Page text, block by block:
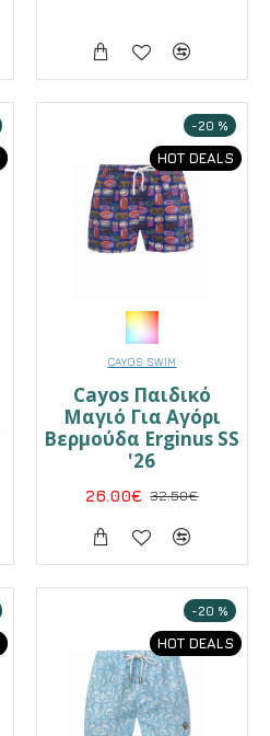
HOT DEALS
-20 %
CAYOS SWIM
Cayos Παιδικό
Μαγιό Για Αγόρι
Βερμούδα Erginus SS
'26
26.00€ 32.50€
HOT DEALS
-20 %